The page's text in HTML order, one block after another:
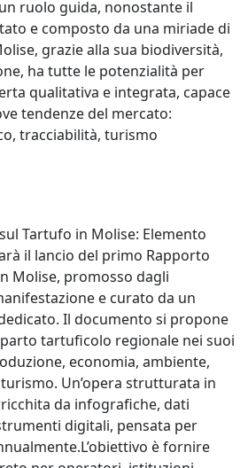
ruolo guida, nonostante il
e composto da una miriade di
grazie alla sua biodiversità,
ha tutte le potenzialità per
qualitativa e integrata, capace
tendenze del mercato:
tracciabilità, turismo
Tartufo in Molise: Elemento
il lancio del primo Rapporto
Molise, promosso dagli
e curato da un
Il documento si propone
tartuficolo regionale nei suoi
economia, ambiente,
Un’opera strutturata in
da infografiche, dati
digitali, pensata per
è fornire